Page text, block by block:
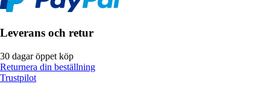
Leverans och retur
30 dagar öppet köp
Returnera din beställning
Trustpilot